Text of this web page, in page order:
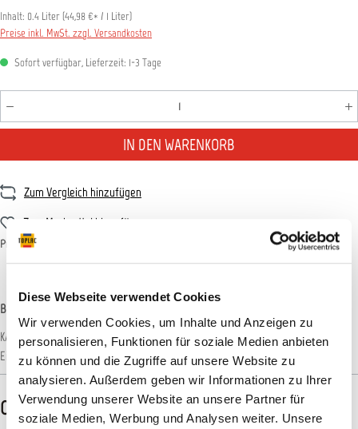
Diese Webseite verwendet Cookies
Wir verwenden Cookies, um Inhalte und Anzeigen zu
personalisieren, Funktionen für soziale Medien anbieten
zu können und die Zugriffe auf unsere Website zu
analysieren. Außerdem geben wir Informationen zu Ihrer
Verwendung unserer Website an unsere Partner für
soziale Medien, Werbung und Analysen weiter. Unsere
Inhalt: 0.4 Liter (44,98 €* / 1 Liter)
Preise inkl. MwSt. zzgl. Versandkosten
Sofort verfügbar, Lieferzeit: 1-3 Tage
Produkt Anzahl: Gib den gewünschten Wert ein oder
IN DEN WARENKORB
Zum Vergleich hinzufügen
Zum Merkzettel hinzufügen
Produktnummer:
Beschreibung
KAROSSERIE-KLEBESPRAY Kontaktklebespray mit hoher Sofortklebekraft.
Einsatz: Zur Verklebung von Gewebe, Moosgummi, Lede…Mehr
CLP-/REACH-Hinweise